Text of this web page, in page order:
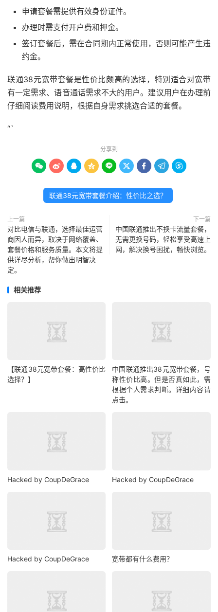
申请套餐需提供有效身份证件。
办理时需支付开户费和押金。
签订套餐后，需在合同期内正常使用，否则可能产生违
约金。
联通38元宽带套餐是性价比颇高的选择，特别适合对宽带
有一定需求、语音通话需求不大的用户。建议用户在办理前
仔细阅读费用说明，根据自身需求挑选合适的套餐。
“`
分享到
        
联通38元宽带套餐介绍：性价比之选？
上一篇
对比电信与联通，选择最佳运营
商因人而异，取决于网络覆盖、
套餐价格和服务质量。本文将提
供详尽分析，帮你做出明智决
定。
下一篇
中国联通推出不换卡流量套餐，
无需更换号码，轻松享受高速上
网，解决换号困扰，畅快浏览。
相关推荐
【联通38元宽带套餐：高性价比
选择？】
中国联通推出38元宽带套餐，号
称性价比高。但是否真如此，需
根据个人需求判断。详细内容请
点击。
Hacked by CoupDeGrace Hacked by CoupDeGrace
Hacked by CoupDeGrace 宽带都有什么费用？